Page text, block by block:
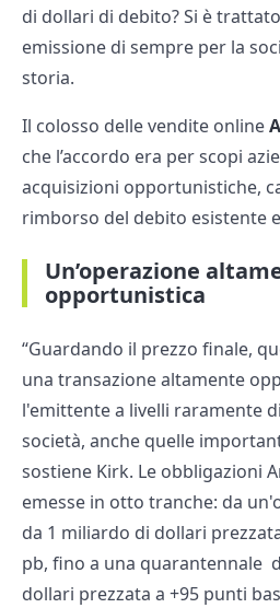
di dollari di debito? Si è
emissione di sempre per la
storia.
Il colosso delle vendite online
che l’accordo era per scopi
acquisizioni opportunistiche,
rimborso del debito esistente
Un’operazione
opportunistica
“Guardando il prezzo finale,
una transazione altamente
l'emittente a livelli raramente
società, anche quelle
sostiene Kirk. Le obbligazioni
emesse in otto tranche: da
da 1 miliardo di dollari
pb, fino a una quarantennale
dollari prezzata a +95 punti